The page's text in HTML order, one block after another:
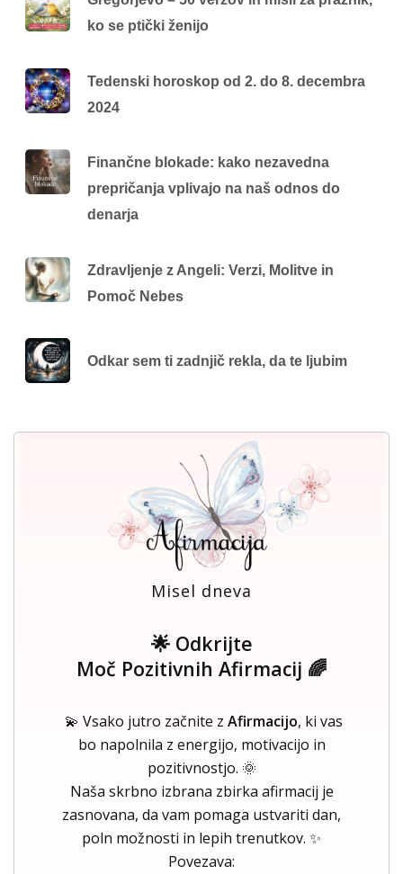
ko se ptički ženijo
Tedenski horoskop od 2. do 8. decembra
2024
Finančne blokade: kako nezavedna
prepričanja vplivajo na naš odnos do
denarja
Zdravljenje z Angeli: Verzi, Molitve in
Pomoč Nebes
Odkar sem ti zadnjič rekla, da te ljubim
Misel dneva
🌟 Odkrijte
Moč Pozitivnih Afirmacij 🌈
💫 Vsako jutro začnite z Afirmacijo, ki vas
bo napolnila z energijo, motivacijo in
pozitivnostjo. 🌞
Naša skrbno izbrana zbirka afirmacij je
zasnovana, da vam pomaga ustvariti dan,
poln možnosti in lepih trenutkov. ✨
Povezava: